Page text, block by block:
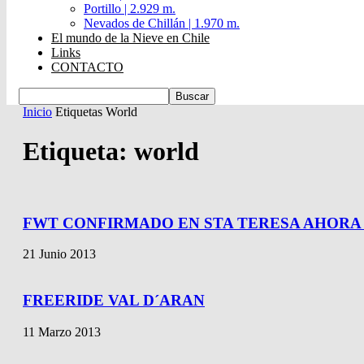
Portillo | 2.929 m.
Nevados de Chillán | 1.970 m.
El mundo de la Nieve en Chile
Links
CONTACTO
Inicio Etiquetas World
Etiqueta: world
FWT CONFIRMADO EN STA TERESA AHORA
21 Junio 2013
FREERIDE VAL D´ARAN
11 Marzo 2013